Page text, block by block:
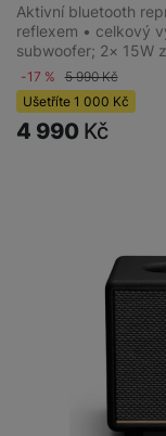
Aktivní bluetooth
reflexem • celkový
subwoofer; 2× 15W
-17 % 5 990Kč
Ušetříte 1 000 Kč
4 990 Kč